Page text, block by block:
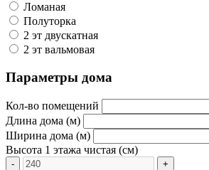
Ломаная
Полуторка
2 эт двускатная
2 эт вальмовая
Параметры дома
Кол-во помещений
Длина дома (м)
Ширина дома (м)
Высота 1 этажа чистая (см)
- +